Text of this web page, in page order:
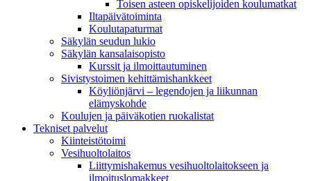
Toisen asteen opiskelijoiden koulumatkat
Iltapäivätoiminta
Koulutapaturmat
Säkylän seudun lukio
Säkylän kansalaisopisto
Kurssit ja ilmoittautuminen
Sivistystoimen kehittämishankkeet
Köyliönjärvi – legendojen ja liikunnan
elämyskohde
Koulujen ja päiväkotien ruokalistat
Tekniset palvelut
Kiinteistötoimi
Vesihuoltolaitos
Liittymishakemus vesihuoltolaitokseen ja
ilmoituslomakkeet